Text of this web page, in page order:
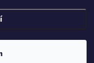
práva vyhrazena.